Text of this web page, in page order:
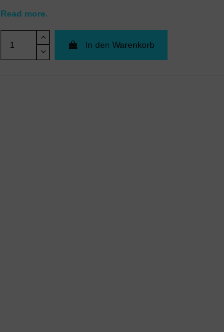
Read more.
In den Warenkorb